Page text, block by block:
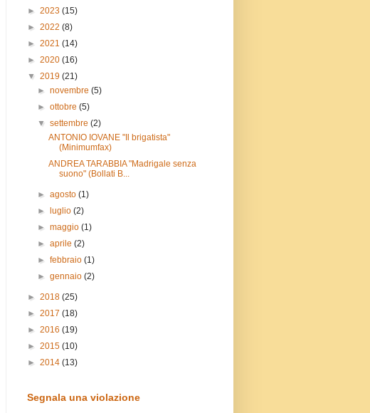
► 2023 (15)
► 2022 (8)
► 2021 (14)
► 2020 (16)
▼ 2019 (21)
►novembre(5)
►ottobre(5)
▼settembre(2)
ANTONIO IOVANE "Il brigatista"
(Minimumfax)
ANDREA TARABBIA "Madrigale senza
suono" (Bollati B...
►agosto(1)
►
luglio(2)
►maggio(1)
►aprile(2)
►febbraio(1)
►gennaio(2)
► 2018 (25)
► 2017 (18)
► 2016 (19)
► 2015 (10)
► 2014 (13)
Segnala una violazione